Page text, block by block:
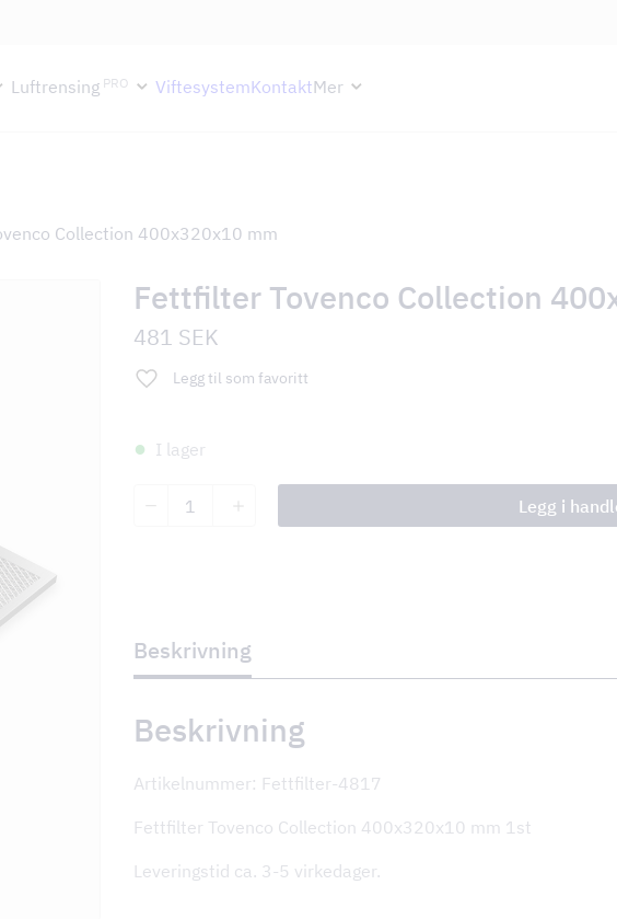
håller semesterstängt under vecka 29–31. Storköksverksamheten håller öppet
Luftrensing PRO ViftesystemKontaktMer
Collection 400x320x10 mm
Fettfilter Tovenco Collection
481 SEK
Legg til som favoritt
I lager
Tovenco
Legg i
Beskrivning
Beskrivning
Artikelnummer: Fettfilter-4817
Fettfilter Tovenco Collection 400x320x10 mm 1st
Leveringstid ca. 3-5 virkedager.